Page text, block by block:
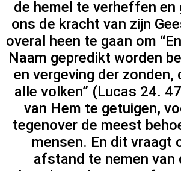
de hemel te verheffen en
ons de kracht van zijn
overal heen te gaan om
Naam gepredikt worden
en vergeving der zonden,
alle volken” (Lucas 24.
van Hem te getuigen,
tegenover de meest
mensen. En dit vraagt
afstand te nemen van